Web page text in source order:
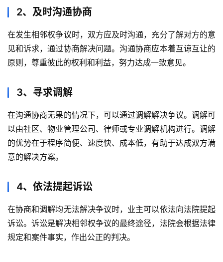
2、及时沟通协商
在发生相邻权争议时，双方应及时沟通，充分了解对方的意
见和诉求，通过协商解决问题。沟通协商应本着互谅互让的
原则，尊重彼此的权利和利益，努力达成一致意见。
3、寻求调解
在沟通协商无果的情况下，可以通过调解解决争议。调解可
以由社区、物业管理公司、律师或专业调解机构进行。调解
的优势在于程序简便、速度快、成本低，有助于达成双方满
意的解决方案。
4、依法提起诉讼
在协商和调解均无法解决争议时，业主可以依法向法院提起
诉讼。诉讼是解决相邻权争议的最终途径，法院会根据法律
规定和案件事实，作出公正的判决。